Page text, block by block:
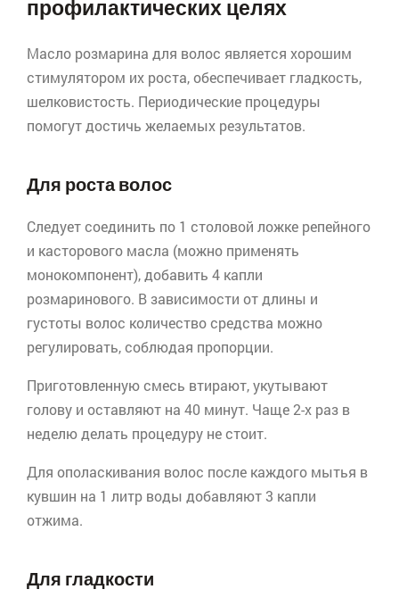
профилактических целях
Масло розмарина для волос является хорошим
стимулятором их роста, обеспечивает гладкость,
шелковистость. Периодические процедуры
помогут достичь желаемых результатов.
Для роста волос
Следует соединить по 1 столовой ложке репейного
и касторового масла (можно применять
монокомпонент), добавить 4 капли
розмаринового. В зависимости от длины и
густоты волос количество средства можно
регулировать, соблюдая пропорции.
Приготовленную смесь втирают, укутывают
голову и оставляют на 40 минут. Чаще 2-х раз в
неделю делать процедуру не стоит.
Для ополаскивания волос после каждого мытья в
кувшин на 1 литр воды добавляют 3 капли
отжима.
Для гладкости